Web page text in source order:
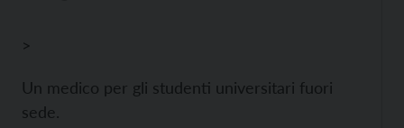
>
Un medico per gli studenti universitari fuori
sede.